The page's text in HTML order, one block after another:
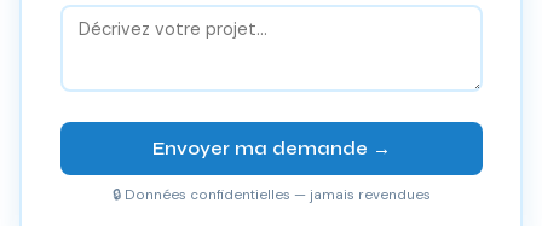
Envoyer ma demande →
🔒 Données confidentielles — jamais revendues